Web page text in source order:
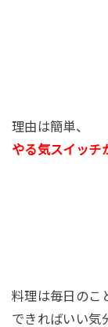
理由は簡単、
やる気スイッチ
料理は毎日のこ
できればいい気